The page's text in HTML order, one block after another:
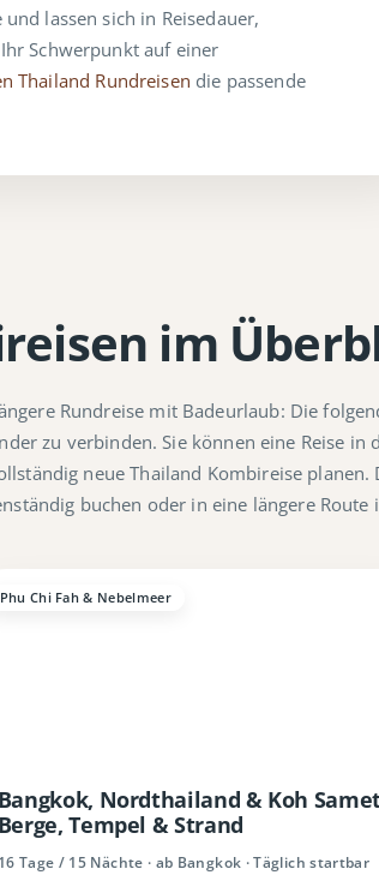
lassen sich in Reisedauer,
Schwerpunkt auf einer
Thailand Rundreisen die passende
im
Rundreise mit Badeurlaub: Die
zu verbinden. Sie können eine Reise in
neue Thailand Kombireise
buchen oder in eine längere Route
Phu Chi Fah & Nebelmeer
Bangkok, Nordthailand & Koh
Berge, Tempel & Strand
16 Tage / 15 Nächte · ab Bangkok · Täglich startbar